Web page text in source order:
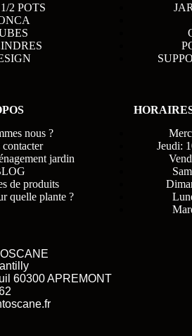
2 POTS
nous ?
jardin
de produits
quelle plante ?
Jeudi:
60300 APREMONT